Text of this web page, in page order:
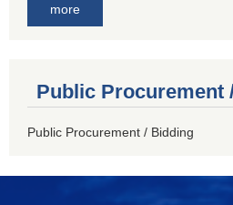
more
Public Procurement
Public Procurement / Bidding